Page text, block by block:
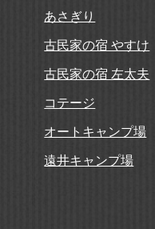
あさぎり
古民家の宿 やすけ
古民家の宿 左太夫
コテージ
オートキャンプ場
遠井キャンプ場